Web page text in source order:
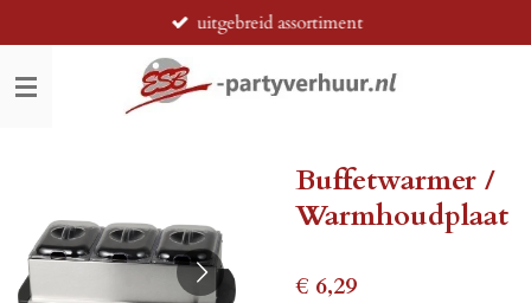
direct
naar
de
uitgebreid assortiment
Buffetwarmer /
Warmhoudplaat
€ 6,29